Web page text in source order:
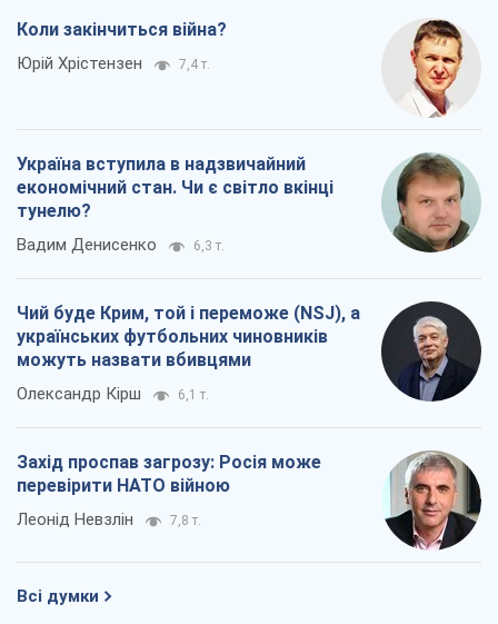
Коли закінчиться війна?
Юрій Хрістензен 7,4 т.
Україна вступила в надзвичайний
економічний стан. Чи є світло вкінці
тунелю?
Вадим Денисенко 6,3 т.
Чий буде Крим, той і переможе (NSJ), а
українських футбольних чиновників
можуть назвати вбивцями
Олександр Кірш 6,1 т.
Захід проспав загрозу: Росія може
перевірити НАТО війною
Леонід Невзлін 7,8 т.
Всі думки